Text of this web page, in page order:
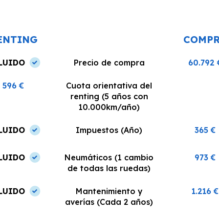
Precio de compra 60.792
596 €
Cuota orientativa del
renting (5 años con
10.000km/año)
Impuestos (Año) 365 €
Neumáticos (1 cambio
de todas las ruedas)
973 €
Mantenimiento y
averías (Cada 2 años)
1.216 €